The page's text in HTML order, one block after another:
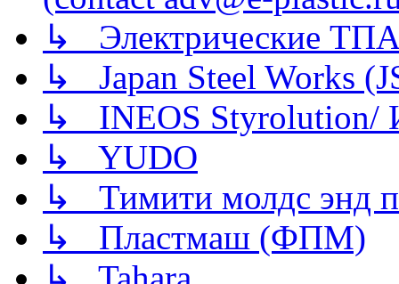
↳ Электрические
↳ Japan Steel Works
↳ INEOS
↳ YUDO
↳ Тимити молдс энд
↳ Пластмаш (ФПМ)